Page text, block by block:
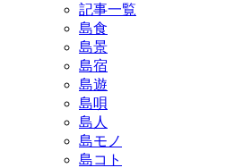
記事一覧
島食
島景
島宿
島遊
島唄
島人
島モノ
島コト